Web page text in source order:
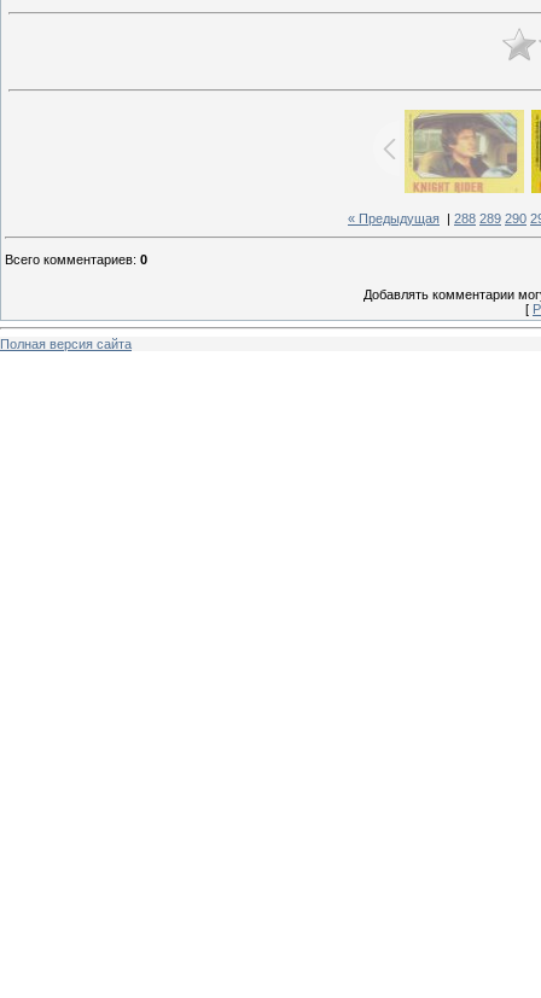
« Предыдущая 288 289 290
Всего комментариев: 0
Добавлять комментарии
[
Полная версия сайта